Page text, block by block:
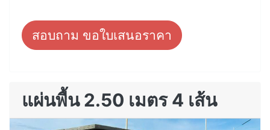
สอบถาม ขอใบเสนอราคา
แผ่นพื้น 2.50 เมตร 4 เส้น